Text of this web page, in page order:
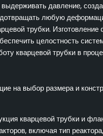
давление,
любую
трубки.
целостность
кварцевой трубки в
на выбор размера и
кварцевой трубки и
включая тип